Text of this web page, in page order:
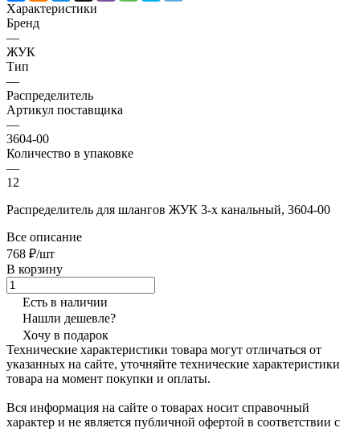
Характеристики
Бренд
—
ЖУК
Тип
—
Распределитель
Артикул поставщика
—
3604-00
Количество в упаковке
—
12
Распределитель для шлангов ЖУК 3-х канальный, 3604-00
Все описание
768 ₽/шт
В корзину
Есть в наличии
Нашли дешевле?
Хочу в подарок
Технические характеристики товара могут отличаться от
указанных на сайте, уточняйте технические характеристики
товара на момент покупки и оплаты.
Вся информация на сайте о товарах носит справочный
характер и не является публичной офертой в соответствии с